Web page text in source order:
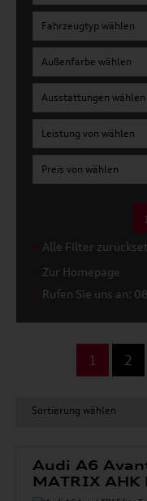
Fahrzeugtyp wählen
Außenfarbe wählen
Ausstattungen wählen
Leistung von wählen
Preis von wählen
Alle Filter
Zur Homepage
Rufen Sie uns an:
1 2
Audi A6
MATRIX AHK